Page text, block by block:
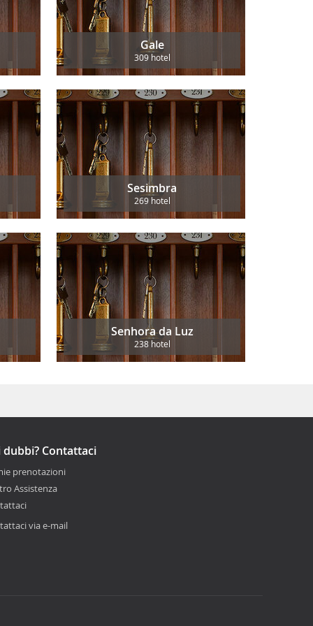
Gale
309 hotel
Sesimbra
269 hotel
Senhora da Luz
238 hotel
dubbi? Contattaci
prenotazioni
Assistenza
via e-mail